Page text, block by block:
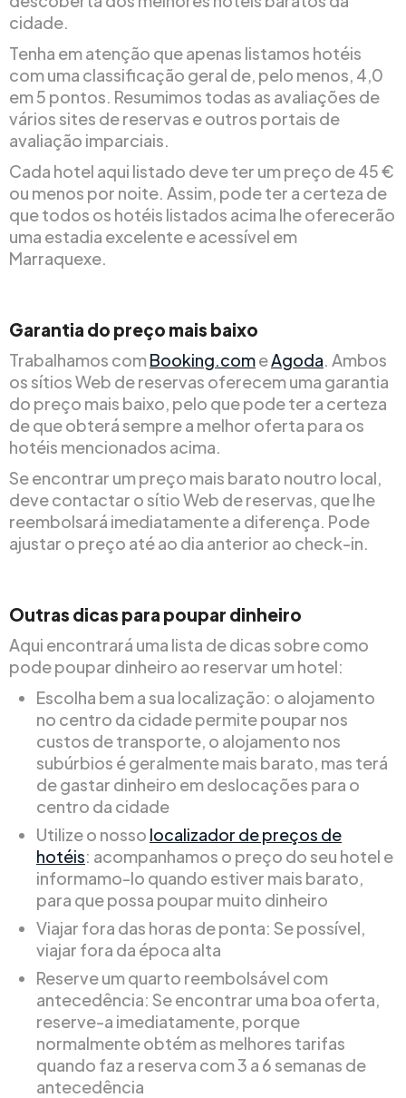
cidade.
Tenha em atenção que apenas listamos hotéis
com uma classificação geral de, pelo menos, 4,0
em 5 pontos. Resumimos todas as avaliações de
vários sites de reservas e outros portais de
avaliação imparciais.
Cada hotel aqui listado deve ter um preço de 45 €
ou menos por noite. Assim, pode ter a certeza de
que todos os hotéis listados acima lhe oferecerão
uma estadia excelente e acessível em
Marraquexe.
Garantia do preço mais baixo
Trabalhamos comBooking.comeAgoda . Ambos
os sítios Web de reservas oferecem uma garantia
do preço mais baixo, pelo que pode ter a certeza
de que obterá sempre a melhor oferta para os
hotéis mencionados acima.
Se encontrar um preço mais barato noutro local,
deve contactar o sítio Web de reservas, que lhe
reembolsará imediatamente a diferença. Pode
ajustar o preço até ao dia anterior ao check-in.
Outras dicas para poupar dinheiro
Aqui encontrará uma lista de dicas sobre como
pode poupar dinheiro ao reservar um hotel:
Escolha bem a sua localização: o alojamento
no centro da cidade permite poupar nos
custos de transporte, o alojamento nos
subúrbios é geralmente mais barato, mas terá
de gastar dinheiro em deslocações para o
centro da cidade
Utilize o nosso localizador de preços de
hotéis: acompanhamos o preço do seu hotel e
informamo-lo quando estiver mais barato,
para que possa poupar muito dinheiro
Viajar fora das horas de ponta: Se possível,
viajar fora da época alta
Reserve um quarto reembolsável com
antecedência: Se encontrar uma boa oferta,
reserve-a imediatamente, porque
normalmente obtém as melhores tarifas
quando faz a reserva com 3 a 6 semanas de
antecedência